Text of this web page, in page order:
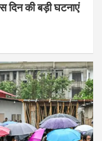
की बड़ी घटनाएं